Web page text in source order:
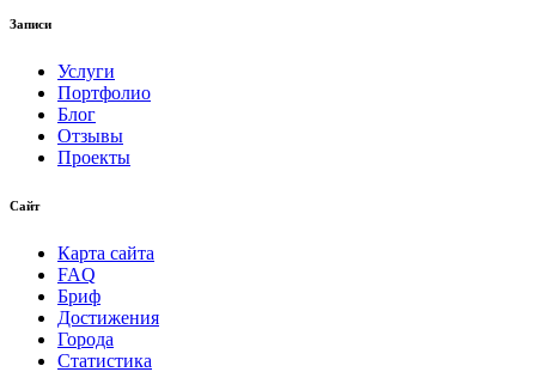
Записи
Услуги
Портфолио
Блог
Отзывы
Проекты
Сайт
Карта сайта
FAQ
Бриф
Достижения
Города
Статистика